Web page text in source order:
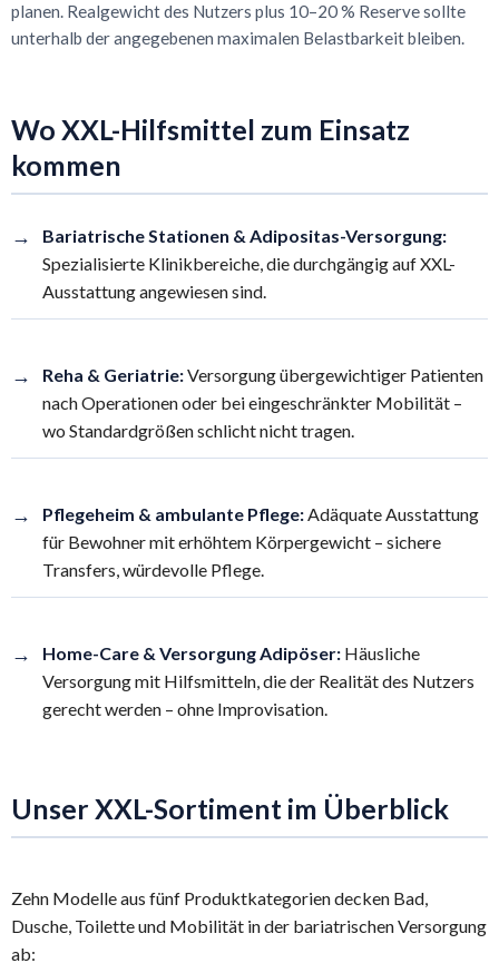
planen. Realgewicht des Nutzers plus 10–20 % Reserve sollte
unterhalb der angegebenen maximalen Belastbarkeit bleiben.
Wo XXL-Hilfsmittel zum Einsatz
kommen
→
Bariatrische Stationen & Adipositas-Versorgung:
Spezialisierte Klinikbereiche, die durchgängig auf XXL-
Ausstattung angewiesen sind.
→ Reha & Geriatrie:Versorgung übergewichtiger Patienten
nach Operationen oder bei eingeschränkter Mobilität –
wo Standardgrößen schlicht nicht tragen.
→ Pflegeheim & ambulante Pflege:Adäquate Ausstattung
für Bewohner mit erhöhtem Körpergewicht – sichere
Transfers, würdevolle Pflege.
→ Home-Care & Versorgung Adipöser: Häusliche
Versorgung mit Hilfsmitteln, die der Realität des Nutzers
gerecht werden – ohne Improvisation.
Unser XXL-Sortiment im Überblick
Zehn Modelle aus fünf Produktkategorien decken Bad,
Dusche, Toilette und Mobilität in der bariatrischen Versorgung
ab: